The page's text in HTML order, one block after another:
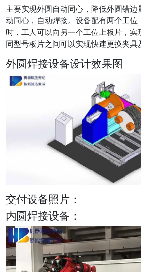
主要实现外圆自动同心，降低外圆错边
动同心，自动焊接。设备配有两个工位
时，工人可以向另一个工位上板片，实
同型号板片之间可以实现快速更换夹具
外圆焊接设备设计效果图
交付设备照片：
内圆焊接设备：